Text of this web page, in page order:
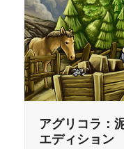
アグリコラ：
エディション